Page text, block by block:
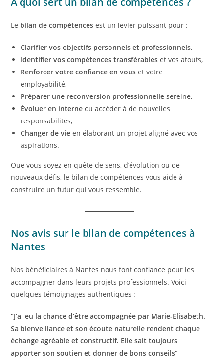
Le bilan de compétences est un levier puissant pour :
Clarifier vos objectifs personnels et professionnels,
Identifier vos compétences transférables et vos atouts,
Renforcer votre confiance en vous et votre
employabilité,
Préparer une reconversion professionnelle sereine,
Évoluer en interne ou accéder à de nouvelles
responsabilités,
Changer de vie en élaborant un projet aligné avec vos
aspirations.
Que vous soyez en quête de sens, d’évolution ou de
nouveaux défis, le bilan de compétences vous aide à
construire un futur qui vous ressemble.
Nos avis sur le bilan de compétences à
Nantes
Nos bénéficiaires à Nantes nous font confiance pour les
accompagner dans leurs projets professionnels. Voici
quelques témoignages authentiques :
“J’ai eu la chance d’être accompagnée par Marie-Elisabeth.
Sa bienveillance et son écoute naturelle rendent chaque
échange agréable et constructif. Elle sait toujours
apporter son soutien et donner de bons conseils”